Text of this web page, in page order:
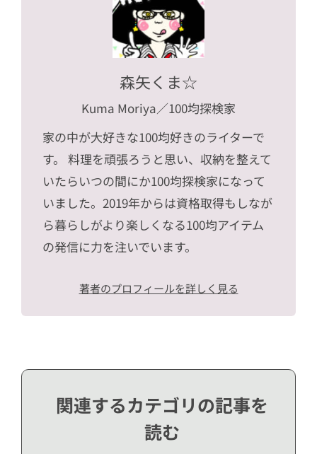
森矢くま☆
Kuma Moriya／100均探検家
家の中が大好きな100均好きのライターで
す。 料理を頑張ろうと思い、収納を整えて
いたらいつの間にか100均探検家になって
いました。2019年からは資格取得もしなが
ら暮らしがより楽しくなる100均アイテム
の発信に力を注いでいます。
著者のプロフィールを詳しく見る
関連するカテゴリの記事を
読む